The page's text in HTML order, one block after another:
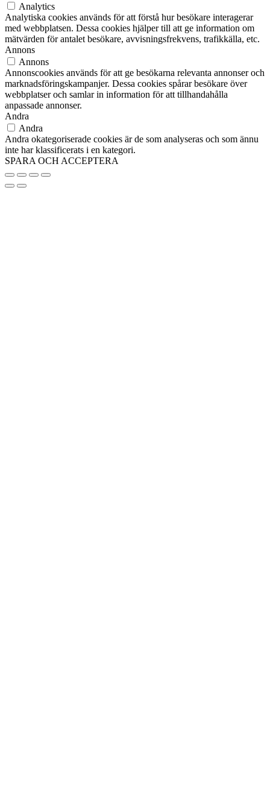
Analytics
Analytiska cookies används för att förstå hur besökare interagerar
med webbplatsen. Dessa cookies hjälper till att ge information om
mätvärden för antalet besökare, avvisningsfrekvens, trafikkälla, etc.
Annons
Annons
Annonscookies används för att ge besökarna relevanta annonser och
marknadsföringskampanjer. Dessa cookies spårar besökare över
webbplatser och samlar in information för att tillhandahålla
anpassade annonser.
Andra
Andra
Andra okategoriserade cookies är de som analyseras och som ännu
inte har klassificerats i en kategori.
SPARA OCH ACCEPTERA